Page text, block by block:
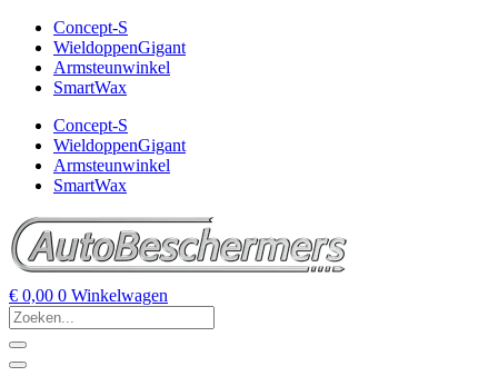
Concept-S
WieldoppenGigant
Armsteunwinkel
SmartWax
Concept-S
WieldoppenGigant
Armsteunwinkel
SmartWax
€ 0,00 0 Winkelwagen